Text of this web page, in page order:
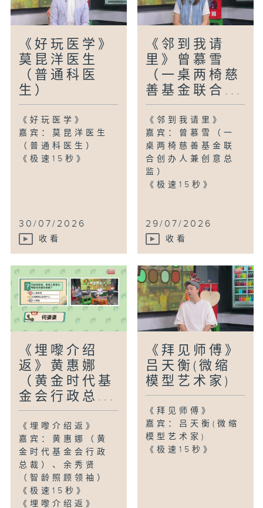
《好玩医学》
莫昆洋医生
（普通科医
生）
《好玩医学》
嘉宾：莫昆洋医生
（普通科医生）
《极速15秒》
30/07/2026
收看
《邻到我请
里》曾慕雪
（一桌两椅慈
善基金联合...
《邻到我请里》
嘉宾：曾慕雪（一
桌两椅慈善基金联
合创办人兼创意总
监）
《极速15秒》
29/07/2026
收看
《埋嚟介绍
返》黄惠娜
（黄金时代基
金会行政总...
《埋嚟介绍返》
嘉宾：黄惠娜（黄
金时代基金会行政
总裁）、余秀贤
（智龄照顾领袖）
《极速15秒》
《埋嚟介绍返》
《拜见师傅》
吕天衡(微缩
模型艺术家)
《拜见师傅》
嘉宾：吕天衡(微缩
模型艺术家)
《极速15秒》